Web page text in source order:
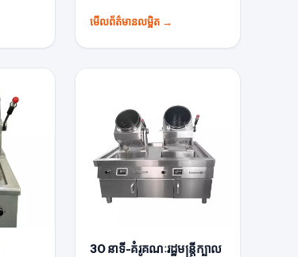
មើលព័ត៌មានលម្អិត →
30 នាទី-គំរូគណៈរដ្ឋមន្រ្តីក្បាល